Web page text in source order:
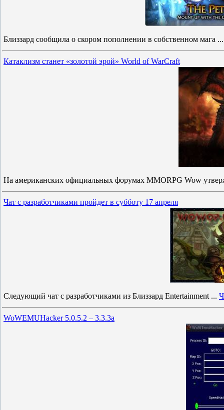
Близзард сообщила о скором пополнении в собственном мага
Катаклизм станет «золотой эрой» World of WarCraft
На американских официальных форумах MMORPG Wow
Чат с разработчиками пройдет в субботу 17 апреля
Следующий чат с разработчиками из Близзард Entertainment ...
WoWEMUHacker 5.0.5.2 – 3.3.3a